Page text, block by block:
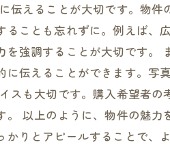
伝えることが大切です。物
ことも忘れずに。例えば、
強調することが大切です
伝えることができます。写
も大切です。購入希望者
以上のように、物件の魅
りとアピールすることで、